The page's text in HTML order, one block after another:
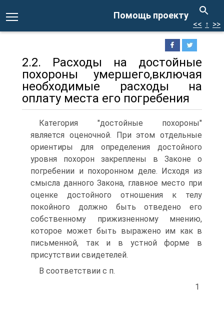
Помощь проекту
<< ↑ >>
2.2. Расходы на достойные
похороны умершего,включая
необходимые расходы на
оплату места его погребения
Категория "достойные похороны"
является оценочной. При этом отдельные
ориентиры для определения достойного
уровня похорон закреплены в Законе о
погребении и похоронном деле. Исходя из
смысла данного Закона, главное место при
оценке достойного отношения к телу
покойного должно быть отведено его
собственному прижизненному мнению,
которое может быть выражено им как в
письменной, так и в устной форме в
присутствии свидетелей.
В соответствии с п.
1